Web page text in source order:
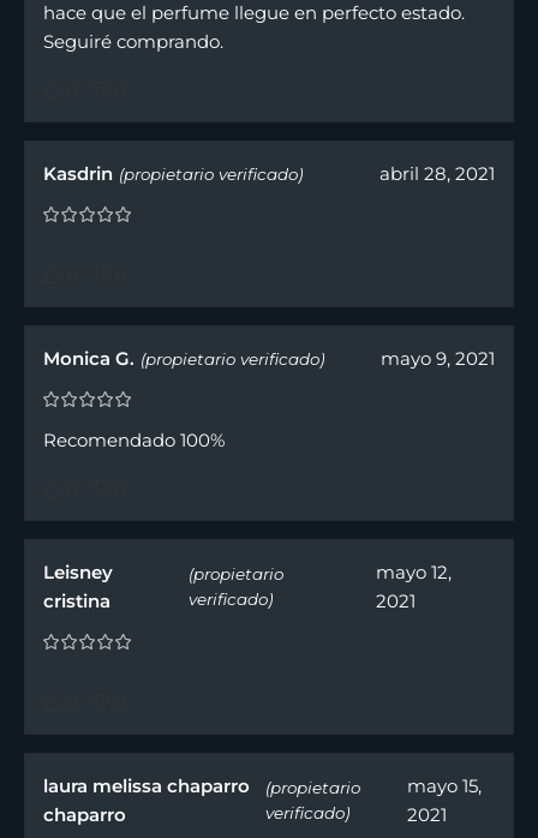
hace que el perfume llegue en perfecto estado.
Seguiré comprando.
Kasdrin (propietario verificado) abril 28, 2021
Monica G. (propietario verificado) mayo 9, 2021
Recomendado 100%
Leisney
cristina
(propietario
verificado)
mayo 12,
2021
laura melissa chaparro
chaparro
(propietario
verificado)
mayo 15,
2021